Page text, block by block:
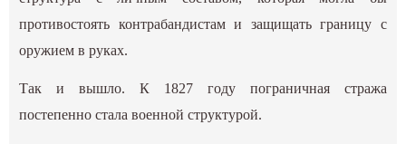
противостоять контрабандистам и защищать границу с
оружием в руках.
Так и вышло. К 1827 году пограничная стража
постепенно стала военной структурой.